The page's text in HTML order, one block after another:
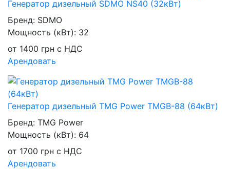
Генератор дизельный SDMO NS40 (32кВт)
Бренд: SDMO
Мощность (кВт): 32
от 1400 грн с НДС
Арендовать
Генератор дизельный TMG Power TMGB-88 (64кВт)
Бренд: TMG Power
Мощность (кВт): 64
от 1700 грн с НДС
Арендовать